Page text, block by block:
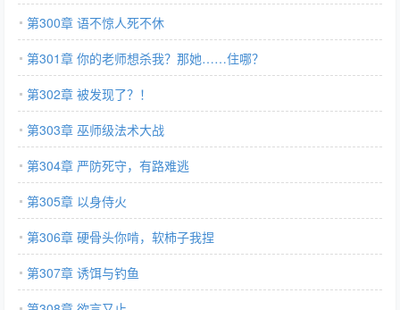
第300章 语不惊人死不休
第301章 你的老师想杀我？那她……住哪？
第302章 被发现了？！
第303章 巫师级法术大战
第304章 严防死守，有路难逃
第305章 以身侍火
第306章 硬骨头你啃，软柿子我捏
第307章 诱饵与钓鱼